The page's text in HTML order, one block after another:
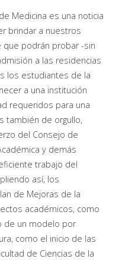
Medicina es una noticia
brindar a nuestros
podrán probar -sin
a las residencias
los estudiantes de la
a una institución
requeridos para una
también de orgullo,
del Consejo de
y demás
trabajo del
así, los
de Mejoras de la
académicos, como
de un modelo por
como el inicio de las
de Ciencias de la